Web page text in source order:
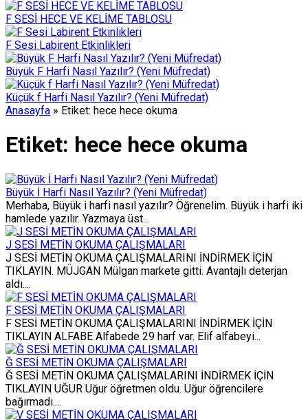
F SESİ HECE VE KELİME TABLOSU
F Sesi Labirent Etkinlikleri
Büyük F Harfi Nasıl Yazılır? (Yeni Müfredat)
Küçük f Harfi Nasıl Yazılır? (Yeni Müfredat)
Anasayfa » Etiket: hece hece okuma
Etiket: hece hece okuma
Büyük İ Harfi Nasıl Yazılır? (Yeni Müfredat)
Merhaba, Büyük i harfi nasıl yazılır? Öğrenelim. Büyük i harfi iki
hamlede yazılır. Yazmaya üst...
J SESİ METİN OKUMA ÇALIŞMALARI
J SESİ METİN OKUMA ÇALIŞMALARINI İNDİRMEK İÇİN
TIKLAYIN. MÜJGAN Mülgan markete gitti. Avantajlı deterjan
aldı....
F SESİ METİN OKUMA ÇALIŞMALARI
F SESİ METİN OKUMA ÇALIŞMALARINI İNDİRMEK İÇİN
TIKLAYIN ALFABE Alfabede 29 harf var. Elif alfabeyi...
Ğ SESİ METİN OKUMA ÇALIŞMALARI
Ğ SESİ METİN OKUMA ÇALIŞMALARINI İNDİRMEK İÇİN
TIKLAYIN UĞUR Uğur öğretmen oldu. Uğur öğrencilere
bağırmadı....